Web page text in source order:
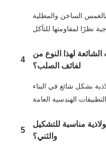
الساخن والمطلية
4
لهذا النوع من
لفائف الصلب؟
بشكل شائع في البناء
5
مناسبة للتشكيل
والثني؟